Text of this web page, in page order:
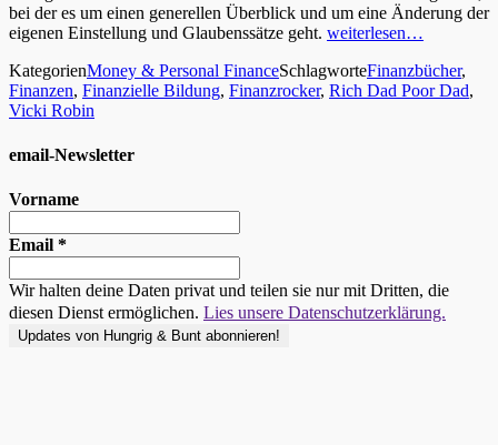
bei der es um einen generellen Überblick und um eine Änderung der
eigenen Einstellung und Glaubenssätze geht. weiterlesen…
KategorienMoney & Personal FinanceSchlagworteFinanzbücher,
Finanzen, Finanzielle Bildung, Finanzrocker, Rich Dad Poor Dad,
Vicki Robin
email-Newsletter
Vorname
Email *
Wir halten deine Daten privat und teilen sie nur mit Dritten, die
diesen Dienst ermöglichen. Lies unsere Datenschutzerklärung.